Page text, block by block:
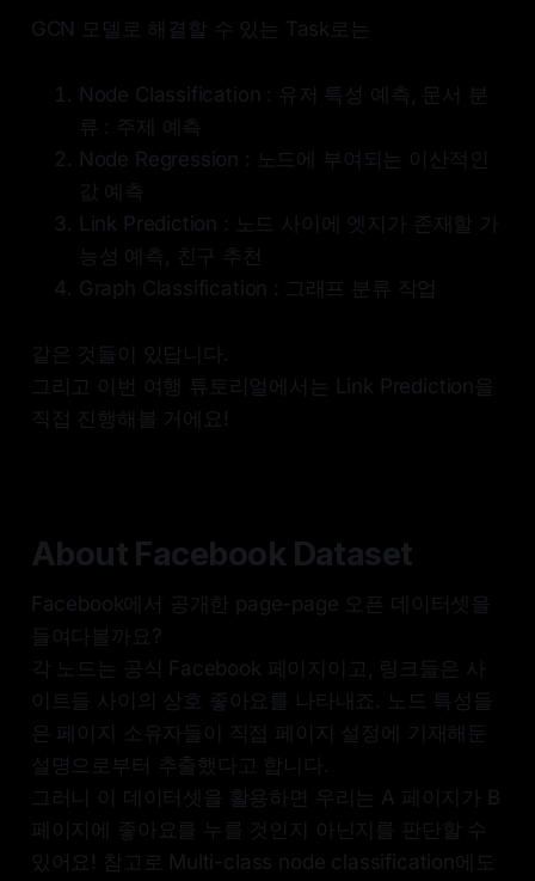
GCN 모델로 해결할 수 있는 Task로는
Node Classification : 유저 특성 예측, 문서 분
류 : 주제 예측
Node Regression : 노드에 부여되는 이산적인
값 예측
Link Prediction : 노드 사이에 엣지가 존재할 가
능성 예측, 친구 추천
Graph Classification : 그래프 분류 작업
같은 것들이 있답니다.
그리고 이번 여행 튜토리얼에서는 Link Prediction을
직접 진행해볼 거에요!
About Facebook Dataset
Facebook에서 공개한 page-page 오픈 데이터셋을
들여다볼까요?
각 노드는 공식 Facebook 페이지이고, 링크들은 사
이트들 사이의 상호 좋아요를 나타내죠. 노드 특성들
은 페이지 소유자들이 직접 페이지 설정에 기재해둔
설명으로부터 추출했다고 합니다.
그러니 이 데이터셋을 활용하면 우리는 A 페이지가 B
페이지에 좋아요를 누를 것인지 아닌지를 판단할 수
있어요! 참고로 Multi-class node classification에도